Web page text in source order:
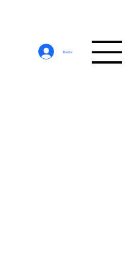
Войти